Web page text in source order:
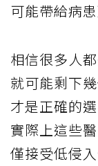
可能帶給病
相信很多人
就可能剩下
才是正確的
實際上這些
僅接受低侵